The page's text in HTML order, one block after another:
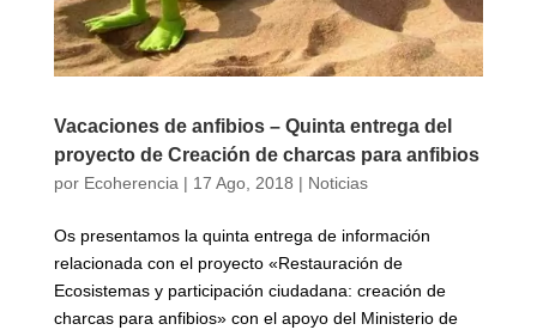
Vacaciones de anfibios – Quinta entrega del
proyecto de Creación de charcas para anfibios
por Ecoherencia| 17 Ago, 2018 | Noticias
Os presentamos la quinta entrega de información
relacionada con el proyecto «Restauración de
Ecosistemas y participación ciudadana: creación de
charcas para anfibios» con el apoyo del Ministerio de